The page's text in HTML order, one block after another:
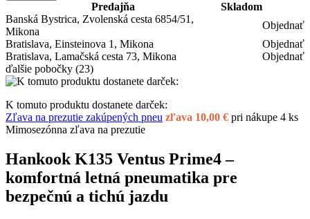
Predajňa
Skladom
Banská Bystrica, Zvolenská cesta 6854/51,
Mikona
Objednať
Bratislava, Einsteinova 1, Mikona
Objednať
Bratislava, Lamačská cesta 73, Mikona
Objednať
ďalšie pobočky (23)
K tomuto produktu dostanete darček:
Zľava na prezutie zakúpených pneu zľava 10,00 € pri nákupe 4 ks
Mimosezónna zľava na prezutie
Hankook K135 Ventus Prime4 –
komfortná letná pneumatika pre
bezpečnú a tichú jazdu